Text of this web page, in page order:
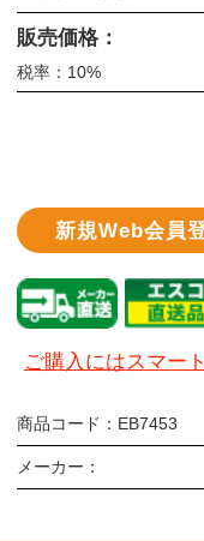
販売価格：
税率：10%
新規Web会員
ご購入にはスマー
商品コード： EB7453
メーカー：